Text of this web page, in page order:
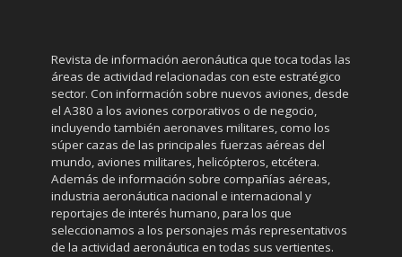
Revista de información aeronáutica que toca todas las
áreas de actividad relacionadas con este estratégico
sector. Con información sobre nuevos aviones, desde
el A380 a los aviones corporativos o de negocio,
incluyendo también aeronaves militares, como los
súper cazas de las principales fuerzas aéreas del
mundo, aviones militares, helicópteros, etcétera.
Además de información sobre compañías aéreas,
industria aeronáutica nacional e internacional y
reportajes de interés humano, para los que
seleccionamos a los personajes más representativos
de la actividad aeronáutica en todas sus vertientes.